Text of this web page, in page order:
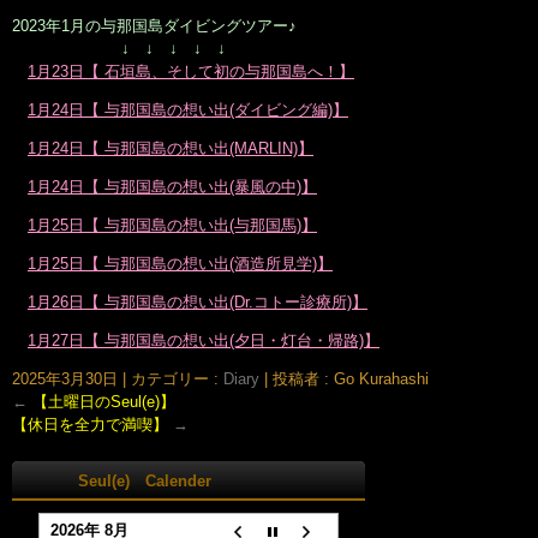
2023年1月の与那国島ダイビングツアー♪
↓ ↓ ↓ ↓ ↓
1月23日【 石垣島、そして初の与那国島へ！】
1月24日【 与那国島の想い出(ダイビング編)】
1月24日【 与那国島の想い出(MARLIN)】
1月24日【 与那国島の想い出(暴風の中)】
1月25日【 与那国島の想い出(与那国馬)】
1月25日【 与那国島の想い出(酒造所見学)】
1月26日【 与那国島の想い出(Dr.コトー診療所)】
1月27日【 与那国島の想い出(夕日・灯台・帰路)】
2025年3月30日 カテゴリー : Diary
投稿者 : Go Kurahashi
←
【土曜日のSeul(e)】
【休日を全力で満喫】
→
Seul(e) Calender
2026年 8月